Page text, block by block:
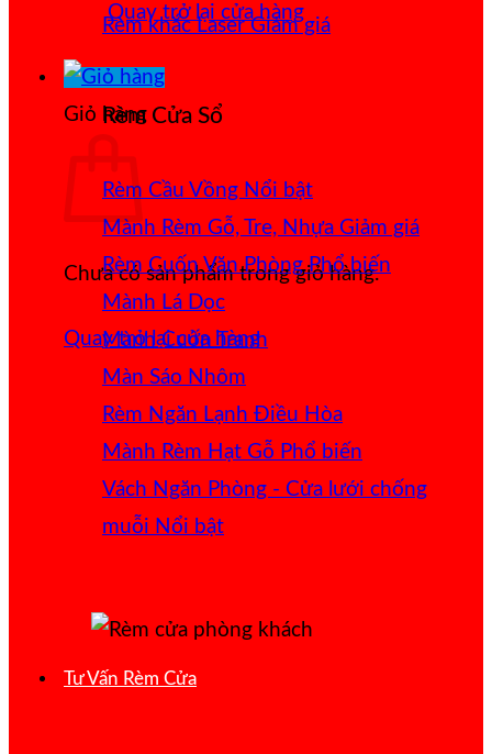
Quay trở lại cửa hàng
Giỏ hàng
Chưa có sản phẩm trong giỏ hàng.
Quay trở lại cửa hàng
Rèm khắc Laser
Rèm Cửa Sổ
Rèm Cầu Vồng
Mành Rèm Gỗ, Tre, Nhựa
Rèm Cuốn Văn Phòng
Mành Lá Dọc
Mành Cuốn Tranh
Màn Sáo Nhôm
Rèm Ngăn Lạnh Điều Hòa
Mành Rèm Hạt Gỗ
Vách Ngăn Phòng - Cửa lưới chống
muỗi
Tư Vấn Rèm Cửa